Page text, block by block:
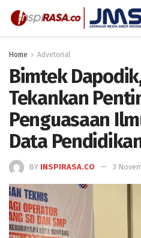
Home Advetorial
Bimtek
Tekankan
Penguasaan
Data
BY INSPIRASA.CO 3